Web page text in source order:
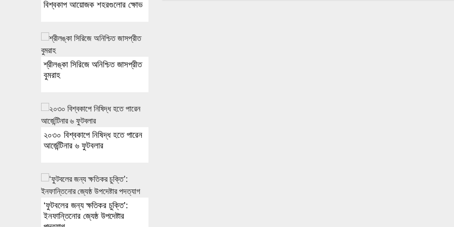
বিশ্বকাপ আয়োজক শহরগুলোর ক্ষোভ
শ্রীলঙ্কা সিরিজে অনিশ্চিত জাসপ্রীত
বুমরাহ
২০৩০ বিশ্বকাপে নিষিদ্ধ হতে পারেন
আর্জেন্টিনার ৬ ফুটবলার
‘ফুটবলের জন্য ক্ষতিকর চুক্তি’:
ইনফান্তিনোর জ্যেষ্ঠ উপদেষ্টার